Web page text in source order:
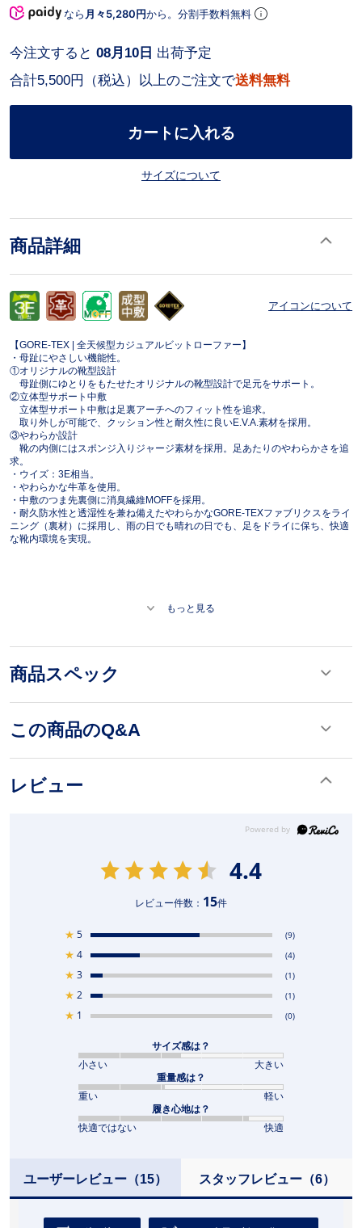
なら 月々5,280円から。分割手数料無料
合計5,500円（税込）以上のご注文で送料無料
今注文すると 08月10日 出荷予定
カートに入れる
サイズについて
商品詳細
アイコンについて
【GORE-TEX | 全天候型カジュアルビットローファー】
・母趾にやさしい機能性。
①オリジナルの靴型設計
母趾側にゆとりをもたせたオリジナルの靴型設計で足元をサポート。
②立体型サポート中敷
立体型サポート中敷は足裏アーチへのフィット性を追求。
取り外しが可能で、クッション性と耐久性に良いE.V.A.素材を採用。
③やわらか設計
靴の内側にはスポンジ入りジャージ素材を採用。足あたりのやわらかさを追
求。
・ウイズ：3E相当。
・やわらかな牛革を使用。
・中敷のつま先裏側に消臭繊維MOFFを採用。
・耐久防水性と透湿性を兼ね備えたやわらかなGORE-TEXファブリクスをライ
ニング（裏材）に採用し、雨の日でも晴れの日でも、足をドライに保ち、快適
な靴内環境を実現。
もっと見る
商品スペック
この商品のQ&A
レビュー
4.4
レビュー件数： 15件
★ 5 (9)
★ 4 (4)
★ 3 (1)
★ 2 (1)
★ 1 (0)
サイズ感は？
小さい
大きい
重量感は？
重い
軽い
履き心地は？
快適ではない
快適
ユーザーレビュー（15） スタッフレビュー（6）